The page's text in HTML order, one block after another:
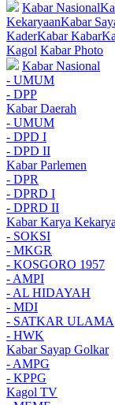
Kabar Nasional
KekaryaanKabar
KaderKabar Kabar
Kagol Kabar Photo
Kabar Nasional
- UMUM
- DPP
Kabar Daerah
- UMUM
- DPD I
- DPD II
Kabar Parlemen
- DPR
- DPRD I
- DPRD II
Kabar Karya
- SOKSI
- MKGR
- KOSGORO 1957
- AMPI
- AL HIDAYAH
- MDI
- SATKAR ULAMA
- HWK
Kabar Sayap Golkar
- AMPG
- KPPG
Kagol TV